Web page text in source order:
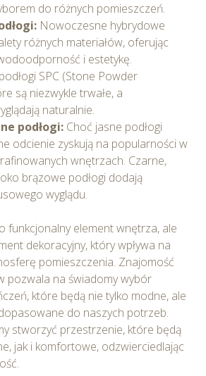
się” wyrażasz zgodę na
Serwisie wszystkich plików
Sp. z o.o. oraz jej Partnerów we
celach.Wyrażenie zgody jest
wycofać zgodę i dokonać zmiany
plików cookie w każdej chwili za
„Ustawienia plików cookie”
Polityki prywatności – pliki
wybory dotyczące
zgody na wykorzystywanie
wybranie opcji „Dostosuj
do różnych pomieszczeń.
Nowoczesne hybrydowe
różnych materiałów, oferując
i estetykę.
SPC (Stone Powder
są niezwykle trwałe, a
naturalnie.
podłogi: Choć jasne podłogi
odcienie zyskują na popularności w
wnętrzach. Czarne,
brązowe podłogi dodają
wyglądu.
funkcjonalny element wnętrza, ale
dekoracyjny, który wpływa na
pomieszczenia. Znajomość
pozwala na świadomy wybór
które będą nie tylko modne, ale
do naszych potrzeb.
stworzyć przestrzenie, które będą
jak i komfortowe, odzwierciedlając